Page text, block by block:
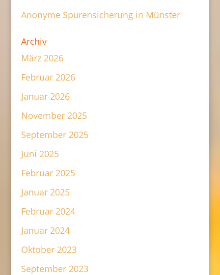
Anonyme Spurensicherung in Münster
Archiv
März 2026
Februar 2026
Januar 2026
November 2025
September 2025
Juni 2025
Februar 2025
Januar 2025
Februar 2024
Januar 2024
Oktober 2023
September 2023